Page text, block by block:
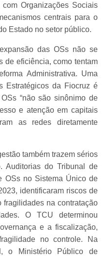
com Organizações Sociais
centrais para o
Estado no setor público.
das OSs não se
de eficiência, como tentam
Administrativa. Uma
Estratégicos da Fiocruz é
“não são sinônimo de
e atenção em capitais
as redes diretamente
também trazem sérios
Auditorias do Tribunal de
OSs no Sistema Único de
identificaram riscos de
fragilidades na contratação
O TCU determinou
e a fiscalização,
no controle. Na
o Ministério Público de